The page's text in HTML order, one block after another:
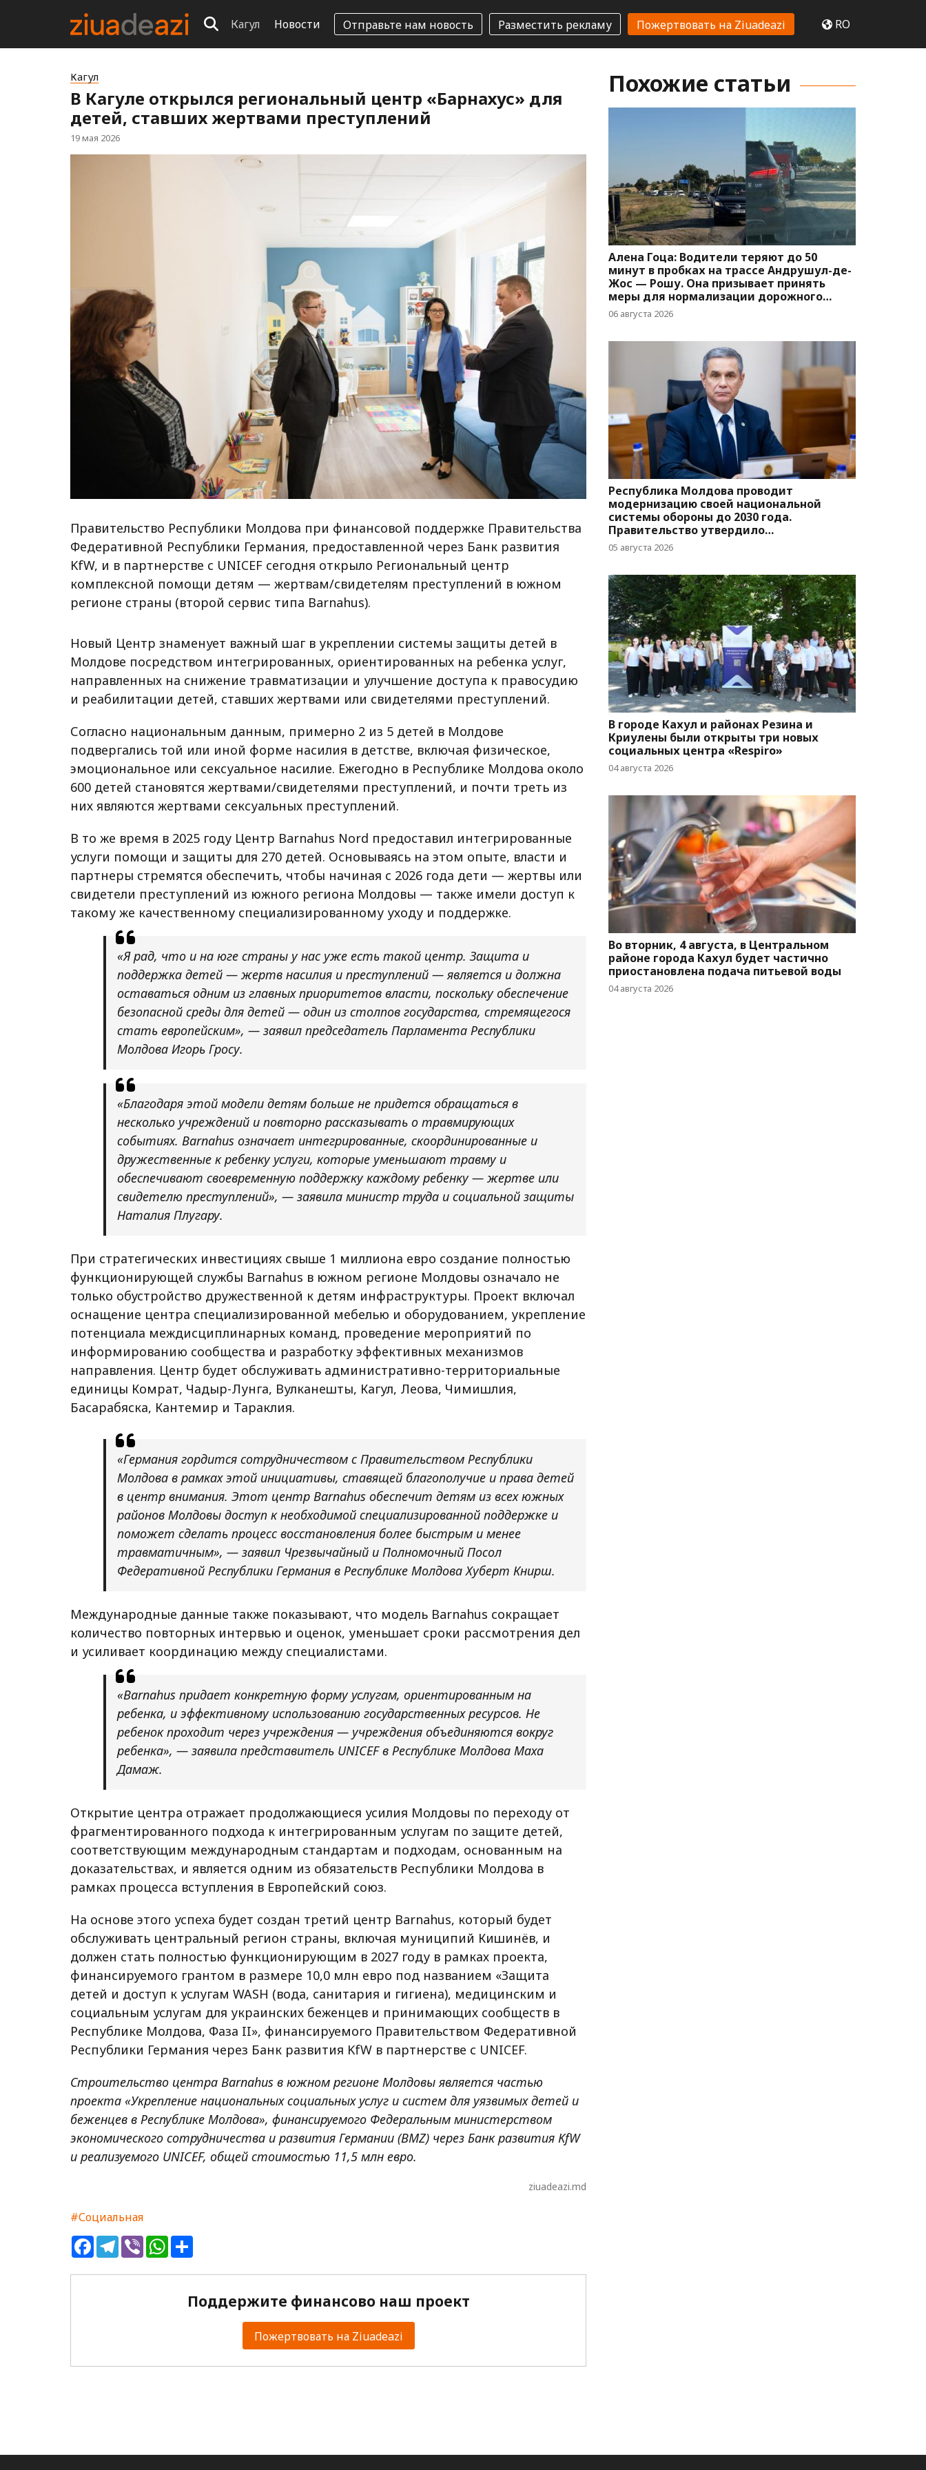
Кагул Новости Отправьте нам новость Разместить рекламу Пожертвовать на Ziuadeazi RO
Кагул
В Кагуле открылся региональный центр «Барнахус» для
детей, ставших жертвами преступлений
19 мая 2026
Правительство Республики Молдова при финансовой поддержке Правительства
Федеративной Республики Германия, предоставленной через Банк развития
KfW, и в партнерстве с UNICEF сегодня открыло Региональный центр
комплексной помощи детям — жертвам/свидетелям преступлений в южном
регионе страны (второй сервис типа Barnahus).
Новый Центр знаменует важный шаг в укреплении системы защиты детей в
Молдове посредством интегрированных, ориентированных на ребенка услуг,
направленных на снижение травматизации и улучшение доступа к правосудию
и реабилитации детей, ставших жертвами или свидетелями преступлений.
Согласно национальным данным, примерно 2 из 5 детей в Молдове
подвергались той или иной форме насилия в детстве, включая физическое,
эмоциональное или сексуальное насилие. Ежегодно в Республике Молдова около
600 детей становятся жертвами/свидетелями преступлений, и почти треть из
них являются жертвами сексуальных преступлений.
В то же время в 2025 году Центр Barnahus Nord предоставил интегрированные
услуги помощи и защиты для 270 детей. Основываясь на этом опыте, власти и
партнеры стремятся обеспечить, чтобы начиная с 2026 года дети — жертвы или
свидетели преступлений из южного региона Молдовы — также имели доступ к
такому же качественному специализированному уходу и поддержке.
«Я рад, что и на юге страны у нас уже есть такой центр. Защита и
поддержка детей — жертв насилия и преступлений — является и должна
оставаться одним из главных приоритетов власти, поскольку обеспечение
безопасной среды для детей — один из столпов государства, стремящегося
стать европейским», — заявил председатель Парламента Республики
Молдова Игорь Гросу.
«Благодаря этой модели детям больше не придется обращаться в
несколько учреждений и повторно рассказывать о травмирующих
событиях. Barnahus означает интегрированные, скоординированные и
дружественные к ребенку услуги, которые уменьшают травму и
обеспечивают своевременную поддержку каждому ребенку — жертве или
свидетелю преступлений», — заявила министр труда и социальной защиты
Наталия Плугару.
При стратегических инвестициях свыше 1 миллиона евро создание полностью
функционирующей службы Barnahus в южном регионе Молдовы означало не
только обустройство дружественной к детям инфраструктуры. Проект включал
оснащение центра специализированной мебелью и оборудованием, укрепление
потенциала междисциплинарных команд, проведение мероприятий по
информированию сообщества и разработку эффективных механизмов
направления. Центр будет обслуживать административно-территориальные
единицы Комрат, Чадыр-Лунга, Вулканешты, Кагул, Леова, Чимишлия,
Басарабяска, Кантемир и Тараклия.
«Германия гордится сотрудничеством с Правительством Республики
Молдова в рамках этой инициативы, ставящей благополучие и права детей
в центр внимания. Этот центр Barnahus обеспечит детям из всех южных
районов Молдовы доступ к необходимой специализированной поддержке и
поможет сделать процесс восстановления более быстрым и менее
травматичным», — заявил Чрезвычайный и Полномочный Посол
Федеративной Республики Германия в Республике Молдова Хуберт Книрш.
Международные данные также показывают, что модель Barnahus сокращает
количество повторных интервью и оценок, уменьшает сроки рассмотрения дел
и усиливает координацию между специалистами.
«Barnahus придает конкретную форму услугам, ориентированным на
ребенка, и эффективному использованию государственных ресурсов. Не
ребенок проходит через учреждения — учреждения объединяются вокруг
ребенка», — заявила представитель UNICEF в Республике Молдова Маха
Дамаж.
Открытие центра отражает продолжающиеся усилия Молдовы по переходу от
фрагментированного подхода к интегрированным услугам по защите детей,
соответствующим международным стандартам и подходам, основанным на
доказательствах, и является одним из обязательств Республики Молдова в
рамках процесса вступления в Европейский союз.
На основе этого успеха будет создан третий центр Barnahus, который будет
обслуживать центральный регион страны, включая муниципий Кишинёв, и
должен стать полностью функционирующим в 2027 году в рамках проекта,
финансируемого грантом в размере 10,0 млн евро под названием «Защита
детей и доступ к услугам WASH (вода, санитария и гигиена), медицинским и
социальным услугам для украинских беженцев и принимающих сообществ в
Республике Молдова, Фаза II», финансируемого Правительством Федеративной
Республики Германия через Банк развития KfW в партнерстве с UNICEF.
Строительство центра Barnahus в южном регионе Молдовы является частью
проекта «Укрепление национальных социальных услуг и систем для уязвимых детей и
беженцев в Республике Молдова», финансируемого Федеральным министерством
экономического сотрудничества и развития Германии (BMZ) через Банк развития KfW
и реализуемого UNICEF, общей стоимостью 11,5 млн евро.
ziuadeazi.md
#Социальная
FacebookTelegram
ViberWhatsApp
Поддержите финансово наш проект
Пожертвовать на Ziuadeazi
Похожие статьи
Алена Гоца: Водители теряют до 50
минут в пробках на трассе Андрушул-де-
Жос — Рошу. Она призывает принять
меры для нормализации дорожного
движения
06 августа 2026
Республика Молдова проводит
модернизацию своей национальной
системы обороны до 2030 года.
Правительство утвердило
соответствующую программу
05 августа 2026
В городе Кахул и районах Резина и
Криулены были открыты три новых
социальных центра «Respiro»
04 августа 2026
Во вторник, 4 августа, в Центральном
районе города Кахул будет частично
приостановлена подача питьевой воды
04 августа 2026